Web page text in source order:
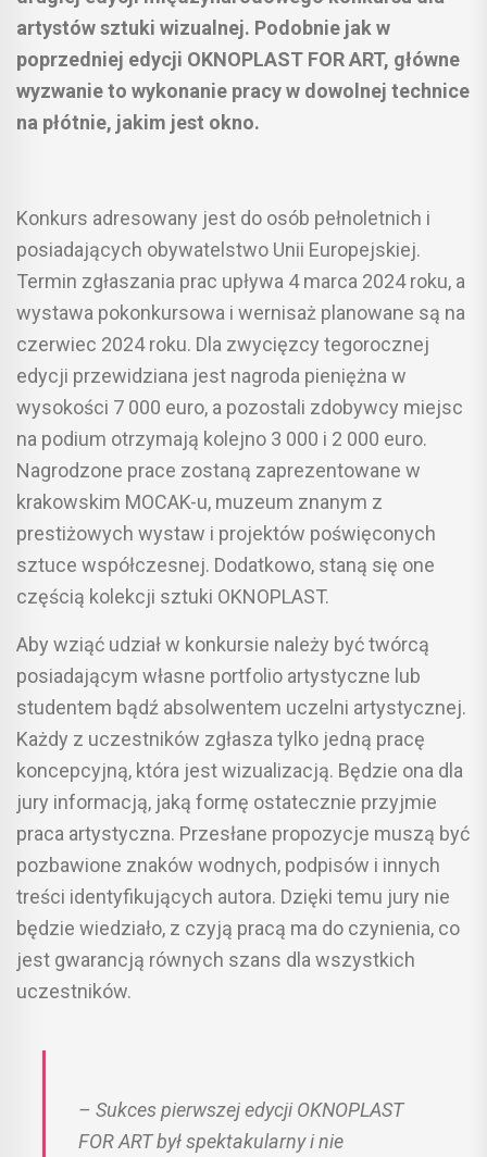
artystów sztuki wizualnej. Podobnie jak w
poprzedniej edycji OKNOPLAST FOR ART, główne
wyzwanie to wykonanie pracy w dowolnej technice
na płótnie, jakim jest okno.
Konkurs adresowany jest do osób pełnoletnich i
posiadających obywatelstwo Unii Europejskiej.
Termin zgłaszania prac upływa 4 marca 2024 roku, a
wystawa pokonkursowa i wernisaż planowane są na
czerwiec 2024 roku. Dla zwycięzcy tegorocznej
edycji przewidziana jest nagroda pieniężna w
wysokości 7 000 euro, a pozostali zdobywcy miejsc
na podium otrzymają kolejno 3 000 i 2 000 euro.
Nagrodzone prace zostaną zaprezentowane w
krakowskim MOCAK-u, muzeum znanym z
prestiżowych wystaw i projektów poświęconych
sztuce współczesnej. Dodatkowo, staną się one
częścią kolekcji sztuki OKNOPLAST.
Aby wziąć udział w konkursie należy być twórcą
posiadającym własne portfolio artystyczne lub
studentem bądź absolwentem uczelni artystycznej.
Każdy z uczestników zgłasza tylko jedną pracę
koncepcyjną, która jest wizualizacją. Będzie ona dla
jury informacją, jaką formę ostatecznie przyjmie
praca artystyczna. Przesłane propozycje muszą być
pozbawione znaków wodnych, podpisów i innych
treści identyfikujących autora. Dzięki temu jury nie
będzie wiedziało, z czyją pracą ma do czynienia, co
jest gwarancją równych szans dla wszystkich
uczestników.
– Sukces pierwszej edycji OKNOPLAST
FOR ART był spektakularny i nie